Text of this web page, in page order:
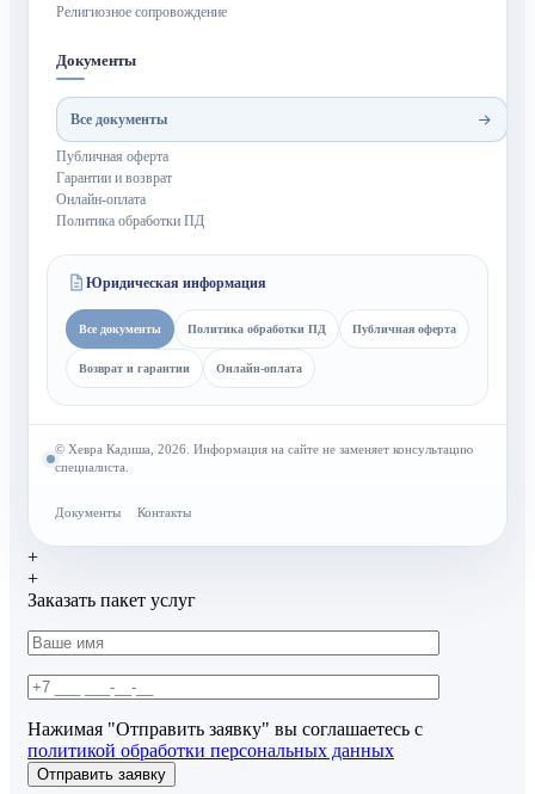
Религиозное сопровождение
Документы
Все документы
Публичная оферта
Гарантии и возврат
Онлайн-оплата
Политика обработки ПД
Юридическая информация
Все документы Политика обработки ПД Публичная оферта
Возврат и гарантии Онлайн-оплата
© Хевра Кадиша, 2026. Информация на сайте не заменяет консультацию
специалиста.
Документы Контакты
+
+
Заказать пакет услуг
Нажимая "Отправить заявку" вы соглашаетесь с
политикой обработки персональных данных